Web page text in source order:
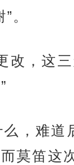
。
改，这
，难道
莫笛这